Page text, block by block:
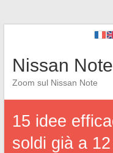
Nissan Note
Zoom sul Nissan Note
15 idee
soldi già a